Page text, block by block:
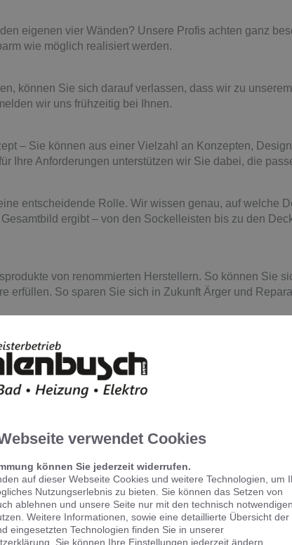
eigenen vier Wänden? Unsere Profis achten ganz
wie möglich realisiert werden.
können Sie sich darauf verlassen, dass wir zu
wir uns frühzeitig bei Ihnen.
– Sie können aus einer Vielzahl an Konzepten,
Ihre Anforderungen unterstützen wir Sie dabei, die
entscheidende Rolle. Wir wissen genau, auf welche
ergibt – von den Sockelleisten bis zu den
von renommierten Herstellern. So können Sie
erfüllen. So sparen Sie sich in Zukunft Ärger und
schnell für Sie da. Wir betreuen Privat- und
verwendet Cookies
können Sie jederzeit widerrufen.
auf dieser Webseite Cookies und weitere Technologien, um
Nutzungserlebnis zu bieten. Sie können das Setzen von
ablehnen und unsere Seite nur mit den technisch notwendigen
Weitere Informationen, sowie eine detaillierte Übersicht der
eingesetzten Technologien finden Sie in unserer
. Sie können Ihre Einstellungen jederzeit ändern.